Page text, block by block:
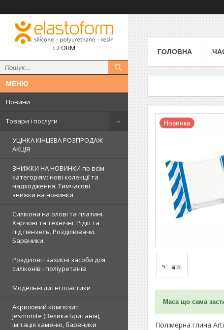
E.FORM
Новини
Товари і послуги
УЦІНКА КІНЦЕВА РОЗПРОДАЖ
АКЦІЯ
ЗНИЖКИ НА НОВИНКИ по всім
категоріям: нові колекцїї та
надходження. Тимчасові
знижки на новинки.
Силікони на олові та платині.
Харчові та технічні. Рідкі та
під пензель. Розділювачи.
Барвники.
Розділові і захисні засоби для
силіконів і поліуретанів
Модельні литні пластики
Акриловий композит
Jesmonite (Велика Британія),
імітація каменю, барвники
ГОЛОВНА
Новинка
Маса що сама
Полімерна глина